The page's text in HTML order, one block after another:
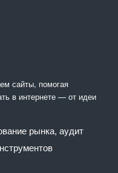
сайты, помогая
в интернете — от идеи
рынка, аудит